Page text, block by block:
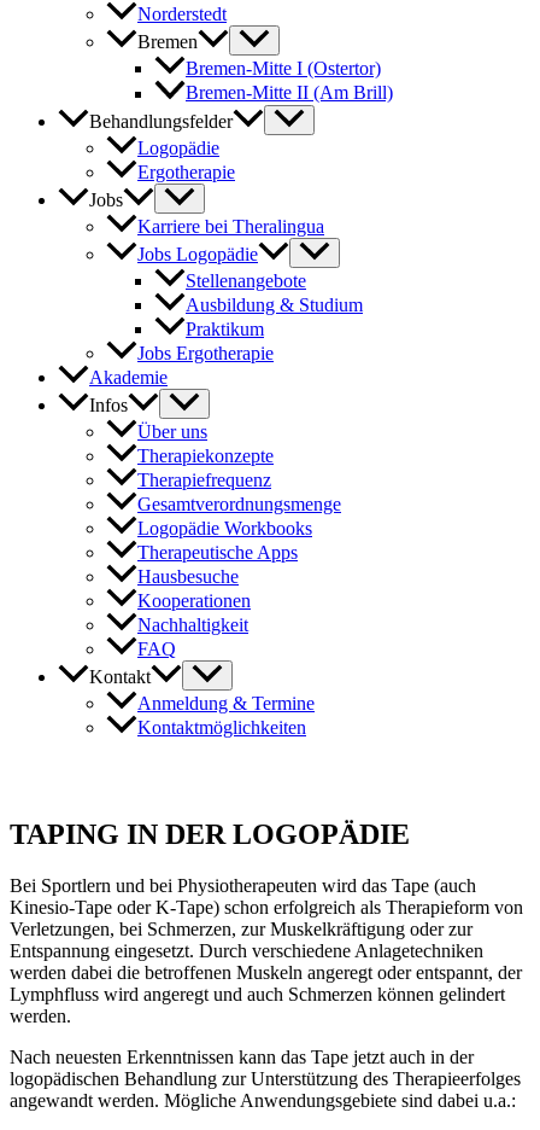
Norderstedt
Bremen
Bremen-Mitte I (Ostertor)
Bremen-Mitte II (Am Brill)
Behandlungsfelder
Logopädie
Ergotherapie
Jobs
Karriere bei Theralingua
Jobs Logopädie
Stellenangebote
Ausbildung & Studium
Praktikum
Jobs Ergotherapie
Akademie
Infos
Über uns
Therapiekonzepte
Therapiefrequenz
Gesamtverordnungsmenge
Logopädie Workbooks
Therapeutische Apps
Hausbesuche
Kooperationen
Nachhaltigkeit
FAQ
Kontakt
Anmeldung & Termine
Kontaktmöglichkeiten
TAPING IN DER LOGOPÄDIE
Bei Sportlern und bei Physiotherapeuten wird das Tape (auch
Kinesio-Tape oder K-Tape) schon erfolgreich als Therapieform von
Verletzungen, bei Schmerzen, zur Muskelkräftigung oder zur
Entspannung eingesetzt. Durch verschiedene Anlagetechniken
werden dabei die betroffenen Muskeln angeregt oder entspannt, der
Lymphfluss wird angeregt und auch Schmerzen können gelindert
werden.
Nach neuesten Erkenntnissen kann das Tape jetzt auch in der
logopädischen Behandlung zur Unterstützung des Therapieerfolges
angewandt werden. Mögliche Anwendungsgebiete sind dabei u.a.: